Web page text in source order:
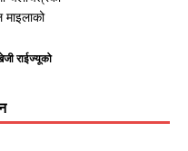
राईज्यूको